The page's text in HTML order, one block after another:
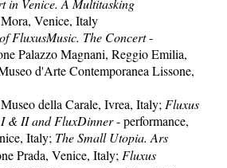
Venice, Italy
FluxusMusic. The Concert-
Palazzo Magnani, Reggio Emilia,
d'Arte Contemporanea Lissone,
della Carale, Ivrea, Italy; Fluxus
& II and FluxDinner- performance,
Italy; The Small Utopia. Ars
Prada, Venice, Italy; Fluxus